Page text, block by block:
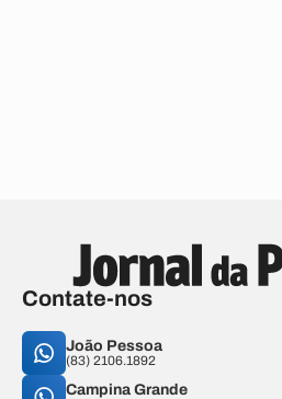
Contate-nos
João Pessoa
(83) 2106.1892
Campina Grande